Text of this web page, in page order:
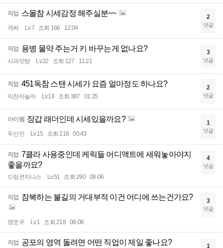
직업 스몰참 시세감정 해주실분~~
게싸 Lv.7 조회 166 12:04
2
댓글
직업 용병 물약 주는거 키 바꾸는게 없나요?
사과맛탕 Lv.32 조회 127 11:21
3
댓글
직업 451독참 스탠 시세가 요즘 얼마정도 하나요?
익찬아놀자 Lv.18 조회 387 01:35
2
댓글
아이템 장갑 래더인데 시세있을까요?
두산인 Lv.15 조회 218 00:43
1
댓글
직업 7클라 사용중인데 케릭들 어디액트에 세워놓아야지
좋을까요?
드렁큰지니스 Lv.51 조회 290 08-06
4
댓글
직업 잠복하는 불길의 거대부적 이건 어디에 쓰는건가요?
영쪼우 Lv.1 조회 218 08-06
3
댓글
직업 공포의 영역 돌려면 어떤 직업이 제일 좋나요? 1